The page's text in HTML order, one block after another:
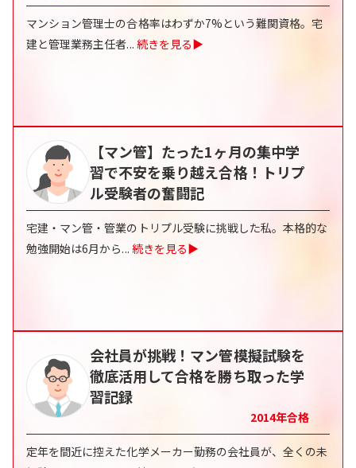
マンション管理士の合格率はわずか7%という難関資格。宅
建と管理業務主任者... 続きを見る▶
【マン管】たった1ヶ月の集中学
習で不安を乗り越え合格！トリプ
ル受験者の奮闘記
宅建・マン管・管業のトリプル受験に挑戦した私。本格的な
勉強開始は6月から... 続きを見る▶
会社員が挑戦！マン管模擬試験を
徹底活用して合格を勝ち取った学
習記録
2014年合格
定年を間近に控えた化学メーカー勤務の会社員が、全くの未